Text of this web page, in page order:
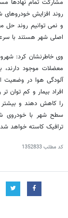
مشارکت تمام نهادها
روند افزایش
و نمی توانیم روند حل
اصلی شهر هستند با
وی خاطرنشان کرد:
معضلات موجود
آلودگی هوا در وضعیت
افراد بیمار و کم توان
را کاهش دهند و بیشتر
سطح شهر با خودروی
ترافیک کاسته خواهد
کد مطلب1352833